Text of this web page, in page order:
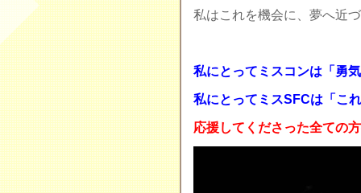
私はこれを機会に、夢へ近
私にとってミスコンは「勇
私にとってミスSFCは「こ
応援してくださった全ての